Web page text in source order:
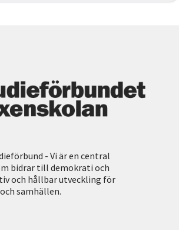
- Vi är en central
bidrar till demokrati och
och hållbar utveckling för
samhällen.